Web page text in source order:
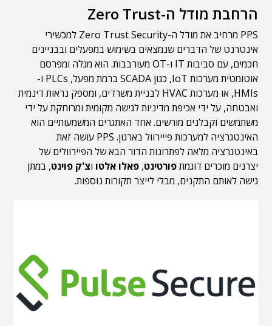
הרחבת מודל ה-Zero Trust
PPS מרחיב את מודל ה-Zero Trust Security למכשירי
אינטרנט של הדברים שנמצאים בשימוש במפעלים ובבניינים
חכמים, עם סביבות IT ו-OT מעורבבות. הוא מגלה ומפרסם
אוטומטית מערכות IoT, כגון SCADA ברמת מפעל, PLCs ו-
HMIs, או מערכות HVAC לבניית משרדים, ומספק נראות דינמית
ואבטחה, על ידי אכיפת מדיניות לגישה מקומית ומרוחקת על ידי
משתמשים וקבלנים מורשים. אחד האתגרים המשמעותיים הוא
האינטגרציה למערכות פייירוול בארגון. PPS עושה זאת
באינטגרציה מלאה לפתרונות הדור הבא של הפיירוולים של
יצרנים מוכרים דוגמתפורטינט, פאלו אלטו וצ'ק פוינט, במתן
גישה לאותם התקנים, מבלי לייצר תקורות נוספות.